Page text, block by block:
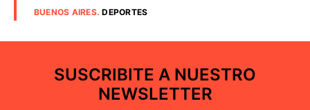
BUENOS AIRES.DEPORTES
SUSCRIBITE A NUESTRO
NEWSLETTER